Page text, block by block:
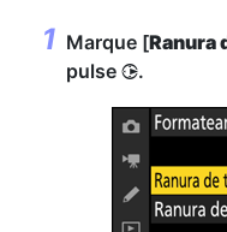
Marque [Ranura
pulse 2.